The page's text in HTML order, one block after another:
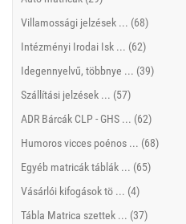
Villamossági jelzések ... (68)
Intézményi Irodai Isk ... (62)
Idegennyelvű, többnye ... (39)
Szállítási jelzések ... (57)
ADR Bárcák CLP - GHS ... (62)
Humoros vicces poénos ... (68)
Egyéb matricák táblák ... (65)
Vásárlói kifogások tö ... (4)
Tábla Matrica szettek ... (37)